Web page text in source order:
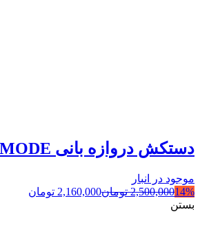
دستکش دروازه بانی GRIPMODE
موجود در انبار
14%
2,500,000 تومان2,160,000 تومان
بستن